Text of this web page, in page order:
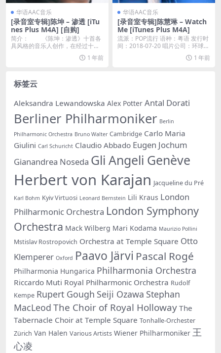
华语AAC音乐
[录音室专辑]陈坤 – 渗透 [iTu
nes Plus M4A] [自购]
简介： 《陈坤：渗透》十首各
具风格的音乐人创作，在经过十个
1 年前
华语AAC音乐
[录音室专辑]陈慧琳 – Watch
Me [iTunes Plus M4A]
流派：POP流行 语种：粤语 发行时
间：2018-07-20 唱片公司：环球唱
1 年前
标签云
Aleksandra Lewandowska Alex Potter Antal Dorati
Berliner Philharmoniker Berlin
Philharmonic Orchestra Bruno Walter Cambridge Carlo Maria
Giulini Carl Schuricht Claudio Abbado Eugen Jochum
Gianandrea Noseda Gli Angeli Genève
Herbert von Karajan Jacqueline du Pré
Karl Bohm Kyiv Virtuosi Leonard Bernstein Lili Kraus London
Philharmonic Orchestra London Symphony
Orchestra Mack Wilberg Mari Kodama Maurizio Pollini
Mstislav Rostropovich Orchestra at Temple Square Otto
Klemperer Oxford Paavo Järvi Pascal Rogé
Philharmonia Hungarica Philharmonia Orchestra
Riccardo Muti Royal Philharmonic Orchestra Rudolf
Kempe Rupert Gough Seiji Ozawa Stephan
MacLeod The Choir of Royal Holloway The
Tabernacle Choir at Temple Square Tonhalle-Orchester
Zürich Van Halen Various Artists Wiener Philharmoniker 王
心凌